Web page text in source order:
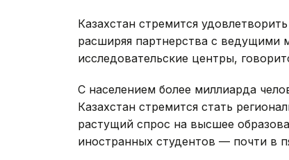
Казахстан стремится
расширяя партнерства с ведущими
исследовательские центры,
С населением более миллиарда
Казахстан стремится стать
растущий спрос на высшее
иностранных студентов — почти в